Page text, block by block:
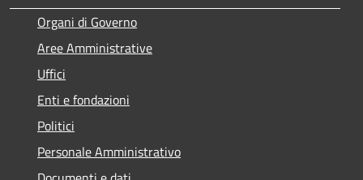
Organi di Governo
Aree Amministrative
Uffici
Enti e fondazioni
Politici
Personale Amministrativo